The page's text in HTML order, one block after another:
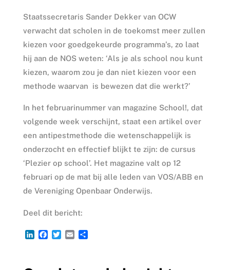
Staatssecretaris Sander Dekker van OCW
verwacht dat scholen in de toekomst meer zullen
kiezen voor goedgekeurde programma’s, zo laat
hij aan de NOS weten: ‘Als je als school nou kunt
kiezen, waarom zou je dan niet kiezen voor een
methode waarvan is bewezen dat die werkt?’
In het februarinummer van magazine School!, dat
volgende week verschijnt, staat een artikel over
een antipestmethode die wetenschappelijk is
onderzocht en effectief blijkt te zijn: de cursus
‘Plezier op school’. Het magazine valt op 12
februari op de mat bij alle leden van VOS/ABB en
de Vereniging Openbaar Onderwijs.
Deel dit bericht:
L
F
T
E
D